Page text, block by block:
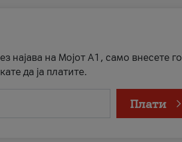
најава на Мојот А1, само внесете го
да ја платите.
Плати